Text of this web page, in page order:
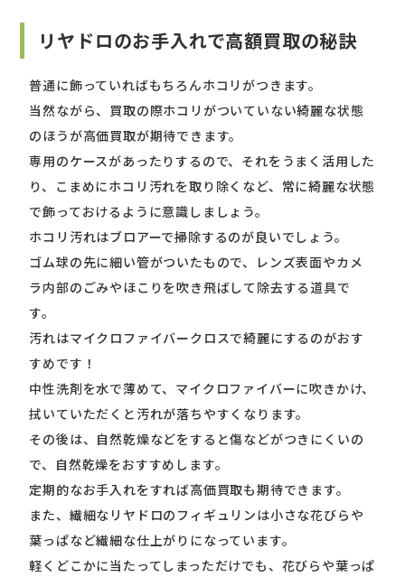
リヤドロのお手入れで高額買取の秘訣
普通に飾っていればもちろんホコリがつきます。
当然ながら、買取の際ホコリがついていない綺麗な状態
のほうが高価買取が期待できます。
専用のケースがあったりするので、それをうまく活用した
り、こまめにホコリ汚れを取り除くなど、常に綺麗な状態
で飾っておけるように意識しましょう。
ホコリ汚れはブロアーで掃除するのが良いでしょう。
ゴム球の先に細い管がついたもので、レンズ表面やカメ
ラ内部のごみやほこりを吹き飛ばして除去する道具で
す。
汚れはマイクロファイバークロスで綺麗にするのがおす
すめです！
中性洗剤を水で薄めて、マイクロファイバーに吹きかけ、
拭いていただくと汚れが落ちやすくなります。
その後は、自然乾燥などをすると傷などがつきにくいの
で、自然乾燥をおすすめします。
定期的なお手入れをすれば高価買取も期待できます。
また、繊細なリヤドロのフィギュリンは小さな花びらや
葉っぱなど繊細な仕上がりになっています。
軽くどこかに当たってしまっただけでも、花びらや葉っぱ